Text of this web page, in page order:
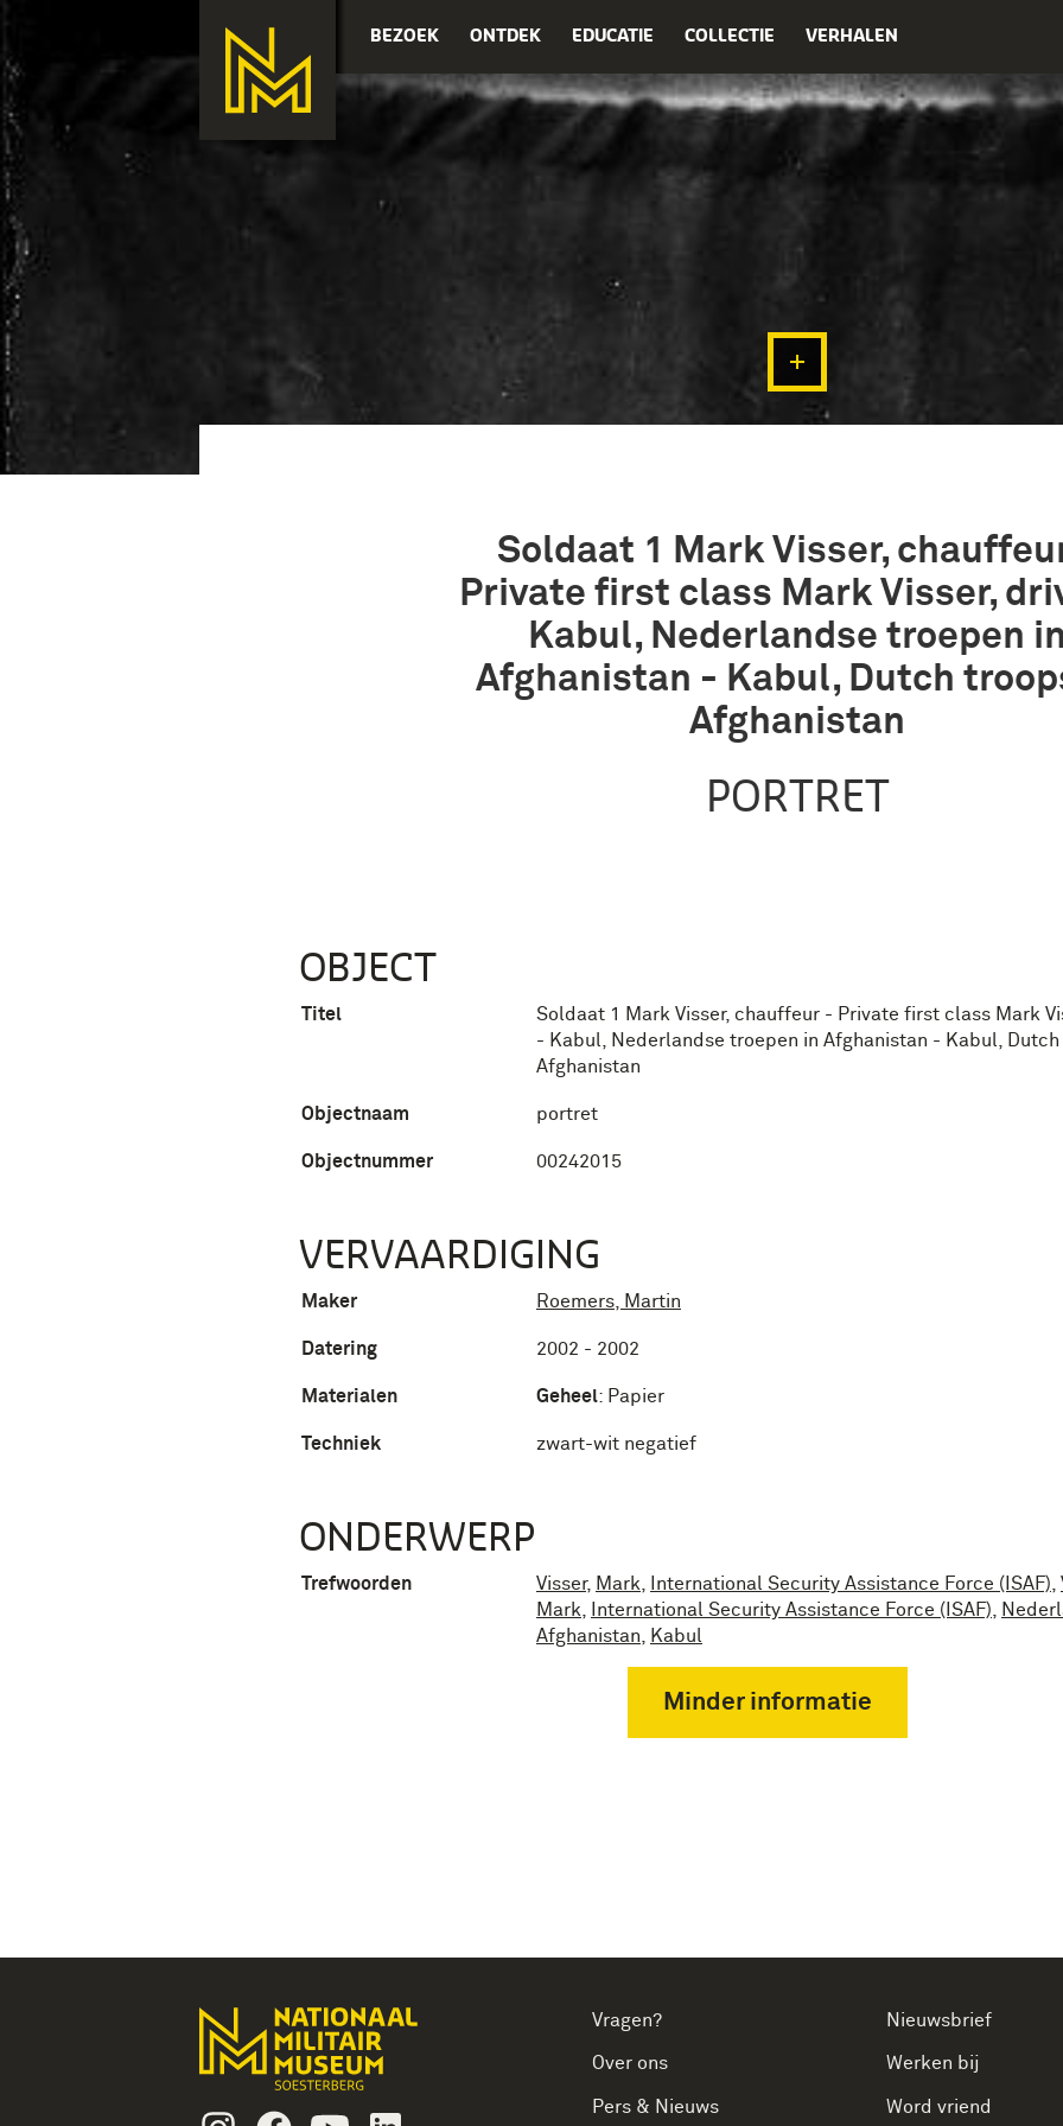
BEZOEK ONTDEK EDUCATIE COLLECTIE VERHALEN
Soldaat 1 Mark Visser,
Private first class Mark Visser,
Kabul, Nederlandse troepen in
Afghanistan - Kabul, Dutch
Afghanistan
PORTRET
OBJECT
Titel
Soldaat 1 Mark Visser, chauffeur - Private first class Mark
- Kabul, Nederlandse troepen in Afghanistan - Kabul,
Afghanistan
Objectnaam portret
Objectnummer 00242015
VERVAARDIGING
Maker Roemers, Martin
Datering 2002 - 2002
Materialen Geheel: Papier
Techniek zwart-wit negatief
ONDERWERP
Trefwoorden Visser, Mark International Security Assistance Force (ISAF)
Mark
International Security Assistance Force (ISAF)
Afghanistan
Kabul
Minder informatie
Vragen?
Over ons
Pers & Nieuws
Nieuwsbrief
Werken bij
Word vriend